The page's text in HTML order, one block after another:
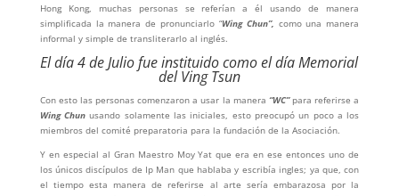
Hong Kong, muchas personas se referían a él usando de manera
simplificada la manera de pronunciarlo “Wing Chun”, como una manera
informal y simple de transliterarlo al inglés.
El día 4 de Julio fue instituido como el día Memorial
del Ving Tsun
Con esto las personas comenzaron a usar la manera “WC”para referirse a
Wing Chun usando solamente las iniciales, esto preocupó un poco a los
miembros del comité preparatoria para la fundación de la Asociación.
Y en especial al Gran Maestro Moy Yat que era en ese entonces uno de
los únicos discípulos de Ip Man que hablaba y escribía ingles; ya que, con
el tiempo esta manera de referirse al arte sería embarazosa por la